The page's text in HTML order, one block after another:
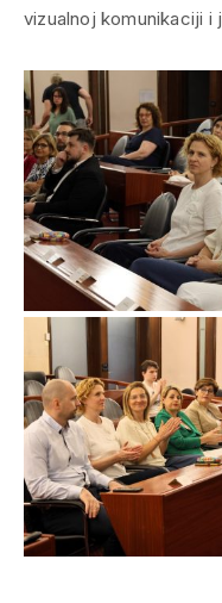
vizualnoj komunikaciji i